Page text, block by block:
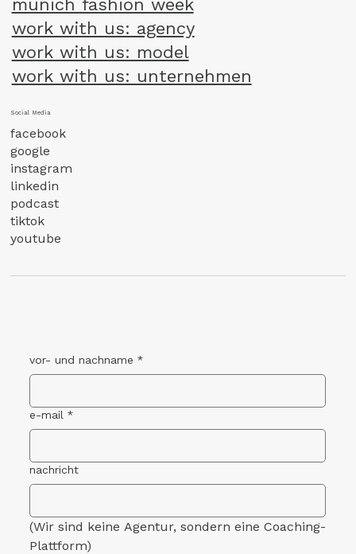
munich fashion week
work with us: agency
work with us: model
work with us: unternehmen
Social Media
facebook
google
instagram
linkedin
podcast
tiktok
youtube
vor- und nachname *
e-mail *
nachricht
(Wir sind keine Agentur, sondern eine Coaching-
Plattform)